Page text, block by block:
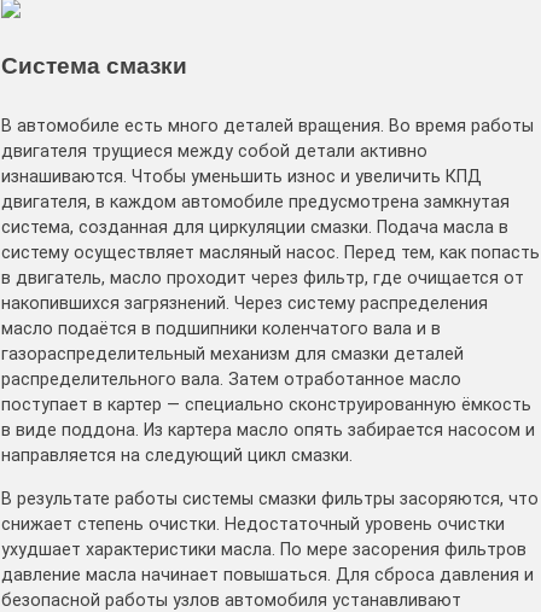
Система смазки
В автомобиле есть много деталей вращения. Во время работы
двигателя трущиеся между собой детали активно
изнашиваются. Чтобы уменьшить износ и увеличить КПД
двигателя, в каждом автомобиле предусмотрена замкнутая
система, созданная для циркуляции смазки. Подача масла в
систему осуществляет масляный насос. Перед тем, как попасть
в двигатель, масло проходит через фильтр, где очищается от
накопившихся загрязнений. Через систему распределения
масло подаётся в подшипники коленчатого вала и в
газораспределительный механизм для смазки деталей
распределительного вала. Затем отработанное масло
поступает в картер — специально сконструированную ёмкость
в виде поддона. Из картера масло опять забирается насосом и
направляется на следующий цикл смазки.
В результате работы системы смазки фильтры засоряются, что
снижает степень очистки. Недостаточный уровень очистки
ухудшает характеристики масла. По мере засорения фильтров
давление масла начинает повышаться. Для сброса давления и
безопасной работы узлов автомобиля устанавливают